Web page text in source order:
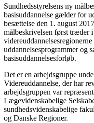
Sundhedsstyrelsens ny
basisuddannelse gælder for
besættelse den 1. august
målbeskrivelsen først træder
uddannelsesprogrammer og
basisuddannelsesforløb.
Det er en arbejdsgruppe
Videreuddannelse, der har
arbejdsgruppen var
Lægevidenskabelige
sundhedsvidenskabelige
og Danske Regioner.